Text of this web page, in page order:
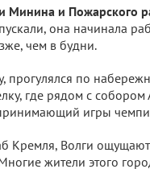
Минина и Пожарского
она начинала
чем в будни.
прогулялся по
где рядом с
игры
Кремля, Волги
жители этого